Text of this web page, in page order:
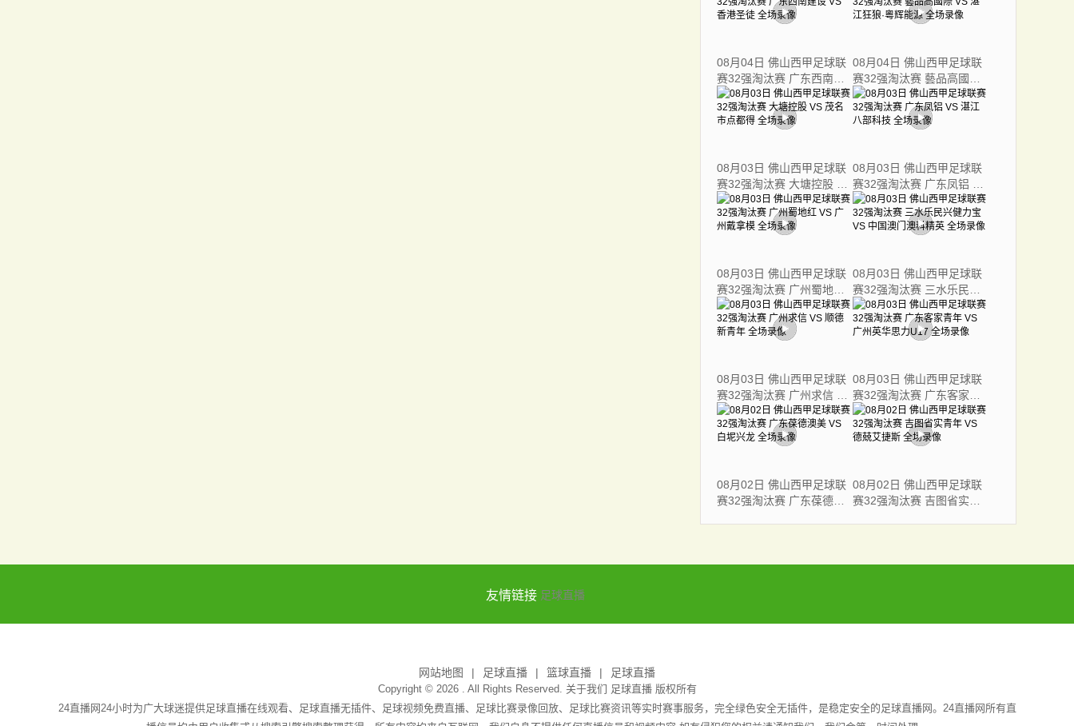
08月04日 佛山西甲足球联
赛32强淘汰赛 广东西南建
设 VS 香港圣徒 全场录像
08月04日 佛山西甲足球联
赛32强淘汰赛 藝品高國際
VS 湛江狂狼·粵辉能源 全
场录像
08月03日 佛山西甲足球联
赛32强淘汰赛 大塘控股 VS
茂名市点都得 全场录像
08月03日 佛山西甲足球联
赛32强淘汰赛 广东凤铝 VS
湛江八部科技 全场录像
08月03日 佛山西甲足球联
赛32强淘汰赛 广州蜀地红
VS 广州戴拿模 全场录像
08月03日 佛山西甲足球联
赛32强淘汰赛 三水乐民兴
健力宝 VS 中国澳门澳科精
英 全场录像
08月03日 佛山西甲足球联
赛32强淘汰赛 广州求信 VS
顺德新青年 全场录像
08月03日 佛山西甲足球联
赛32强淘汰赛 广东客家青
年 VS 广州英华思力U17 全
场录像
08月02日 佛山西甲足球联
赛32强淘汰赛 广东葆德澳
08月02日 佛山西甲足球联
赛32强淘汰赛 吉图省实青
友情链接 足球直播
网站地图 足球直播 篮球直播 足球直播
Copyright © 2026 . All Rights Reserved. 关于我们 足球直播版权所有
24直播网24小时为广大球迷提供足球直播在线观看、足球直播无插件、足球视频免费直播、足球比赛录像回放、足球比赛资讯等实时赛事服务，完全绿色安全无插件，是稳定安全的足球直播网。24直播网所有直